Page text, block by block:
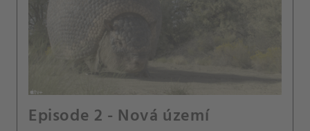
Episode 2 - Nová území